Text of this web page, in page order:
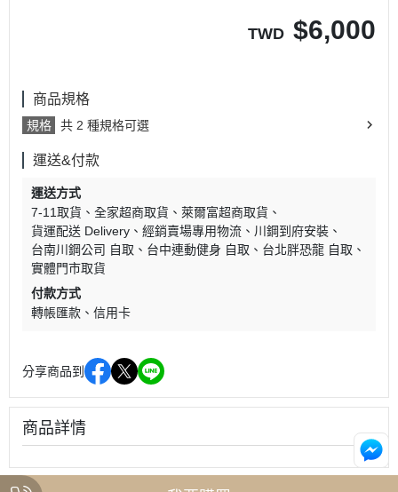
TWD $6,000
商品規格
規格 共 2 種規格可選
運送&付款
運送方式
7-11取貨
全家超商取貨
萊爾富超商取貨
貨運配送 Delivery
經銷賣場專用物流
川鋼到府安裝
台南川鋼公司 自取
台中連動健身 自取
台北胖恐龍 自取
實體門市取貨
付款方式
轉帳匯款
信用卡
分享商品到
商品詳情